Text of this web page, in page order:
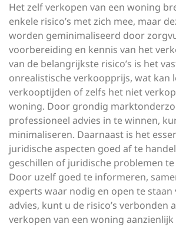
Het zelf verkopen van een woning
enkele risico’s met zich mee, maar
worden geminimaliseerd door
voorbereiding en kennis van het
van de belangrijkste risico’s is het
onrealistische verkoopprijs, wat kan
verkooptijden of zelfs het niet
woning. Door grondig
professioneel advies in te winnen,
minimaliseren. Daarnaast is het
juridische aspecten goed af te
geschillen of juridische problemen
Door uzelf goed te informeren,
experts waar nodig en open te
advies, kunt u de risico’s verbonden
verkopen van een woning